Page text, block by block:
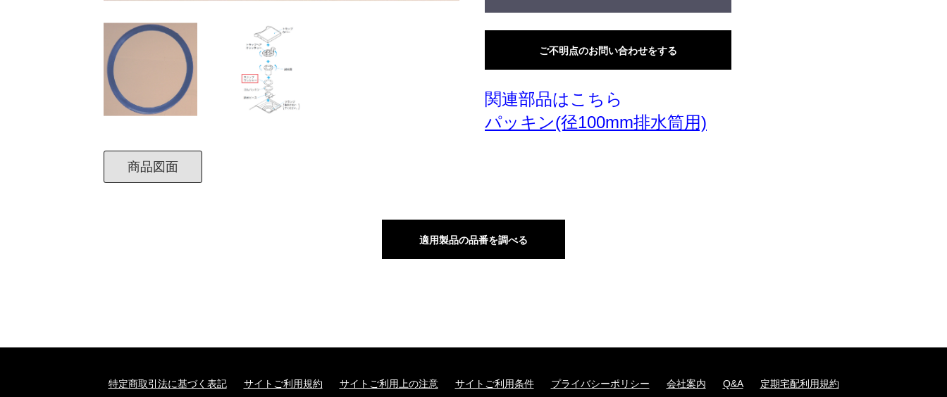
商品図面
ご不明点のお問い合わせをする
関連部品はこちら
パッキン(径100mm排水筒用)
適用製品の品番を調べる
特定商取引法に基づく表記 サイトご利用規約 サイトご利用上の注意 サイトご利用条件 プライバシーポリシー 会社案内 Q&A 定期宅配利用規約